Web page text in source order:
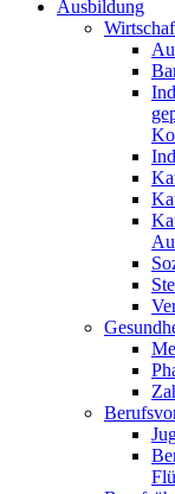
Ausbildung